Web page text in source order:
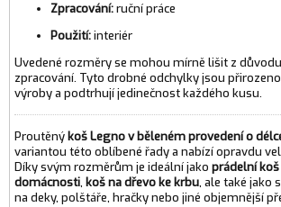
Zpracování:ruční práce
Použití:interiér
Uvedené rozměry se mohou mírně lišit z
zpracování. Tyto drobné odchylky jsou
výroby a podtrhují jedinečnost každého kusu.
Proutěnýkoš Legno v běleném provedení o
variantou této oblíbené řady a nabízí opravdu
Díky svým rozměrům je ideální jako prádelní
domácnosti, koš na dřevo ke krbu, ale také jako
na deky, polštáře, hračky nebo jiné objemnější